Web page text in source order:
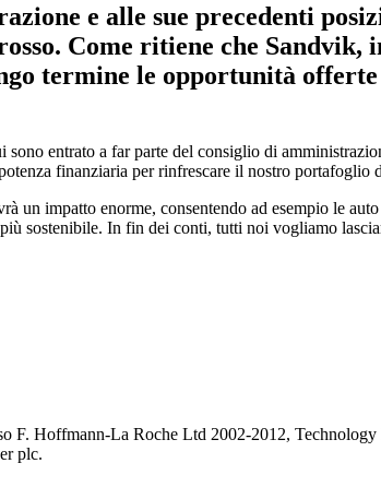
e alle sue precedenti
Come ritiene che Sandvik,
termine le opportunità
entrato a far parte del consiglio di
finanziaria per rinfrescare il nostro portafoglio
impatto enorme, consentendo ad esempio le
sostenibile. In fin dei conti, tutti noi vogliamo
F. Hoffmann-La Roche Ltd 2002-2012,
plc.